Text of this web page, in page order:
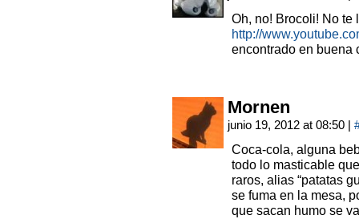
Oh, no! Brocoli! No te
http://
encontrado en buena
Mornen
junio 19, 2012 at 08:50 |
Coca-cola, alguna
todo lo masticable
raros, alias “patatas
se fuma en la mesa,
que sacan humo se